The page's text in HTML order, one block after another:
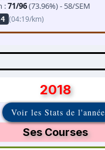
:71/96(73.96%) - 58/SEM
(04:19/km)
2018
Voir les Stats de l'année
Ses Courses